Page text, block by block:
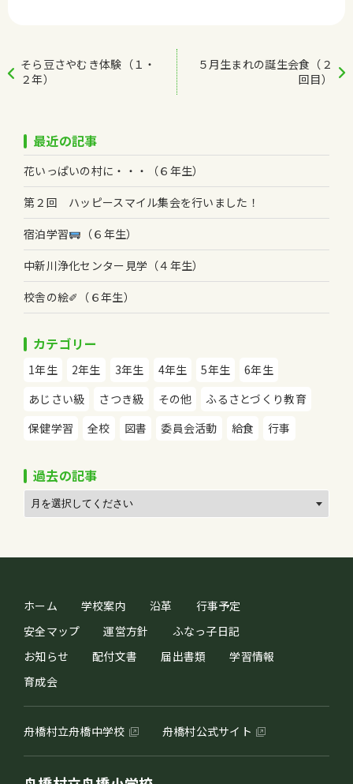
そら豆さやむき体験（１・
２年）
５月生まれの誕生会食（２
回目）
最近の記事
花いっぱいの村に・・・（６年生）
第２回 ハッピースマイル集会を行いました！
宿泊学習
（６年生）
中新川浄化センター見学（４年生）
校舎の絵✐（６年生）
カテゴリー
1年生 2年生 3年生 4年生 5年生
6年生
あじさい級
さつき級 その他
ふるさとづくり教育
保健学習
全校 図書 委員会活動 給食 行事
過去の記事
ホーム 学校案内 沿革
行事予定
安全マップ
運営方針
ふなっ子日記
お知らせ
配付文書 届出書類
学習情報
育成会
舟橋村立舟橋中学校 舟橋村公式サイト